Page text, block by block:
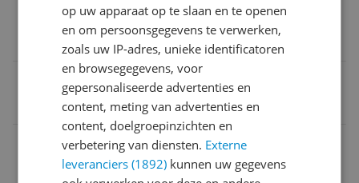
Breedte
59,5 cm
Onderbouw afzuigkappen
Maximale afzuigcapaciteit
op uw apparaat op te slaan en te openen
en om persoonsgegevens te verwerken,
zoals uw IP-adres, unieke identificatoren
en browsegegevens, voor
gepersonaliseerde advertenties en
content, meting van advertenties en
content, doelgroepinzichten en
verbetering van diensten. Externe
leveranciers (1892) kunnen uw gegevens